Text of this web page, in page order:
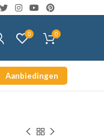
0 0
Aanbiedingen